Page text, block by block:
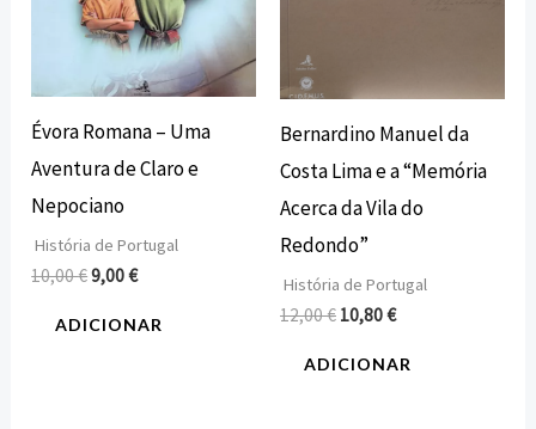
Évora Romana – Uma
Aventura de Claro e
Nepociano
História de Portugal
10,00€9,00€
ADICIONAR
Bernardino Manuel da
Costa Lima e a “Memória
Acerca da Vila do
Redondo”
História de Portugal
12,00€ 10,80€
ADICIONAR